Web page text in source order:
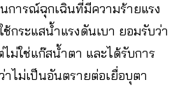
การณ์ฉุกเฉินที่มีความร้ายแรง
กระแสน้ำแรงดันเบา ยอมรับว่า
ม่ใช่แก๊สน้ำตา และได้รับการ
ไม่เป็นอันตรายต่อเยื่อบุตา